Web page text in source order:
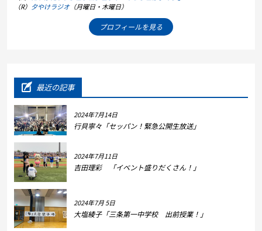
（R） 夕やけラジオ（月曜日・木曜日）
プロフィールを見る
最近の記事
2024年7月14日
行貝寧々「セッパン！緊急公開生放送」
2024年7月11日
吉田理彩 「イベント盛りだくさん！」
2024年7月 5日
大塩綾子「三条第一中学校 出前授業！」